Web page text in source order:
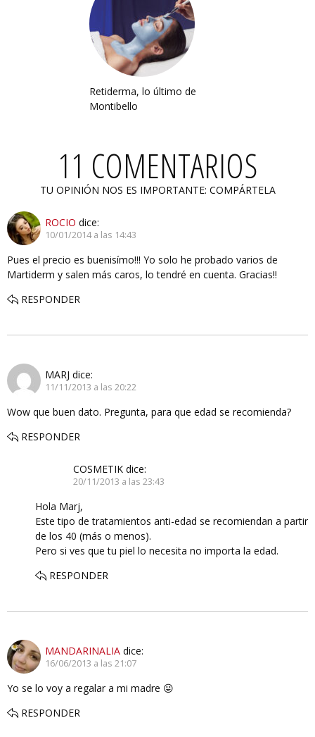
Retiderma, lo último de
Montibello
11 COMENTARIOS
TU OPINIÓN NOS ES IMPORTANTE: COMPÁRTELA
ROCIO dice:
10/01/2014 a las 14:43
Pues el precio es buenisímo!!! Yo solo he probado varios de
Martiderm y salen más caros, lo tendré en cuenta. Gracias!!
RESPONDER
MARJ dice:
11/11/2013 a las 20:22
Wow que buen dato. Pregunta, para que edad se recomienda?
RESPONDER
COSMETIK dice:
20/11/2013 a las 23:43
Hola Marj,
Este tipo de tratamientos anti-edad se recomiendan a partir
de los 40 (más o menos).
Pero si ves que tu piel lo necesita no importa la edad.
RESPONDER
MANDARINALIA dice:
16/06/2013 a las 21:07
Yo se lo voy a regalar a mi madre 😛
RESPONDER